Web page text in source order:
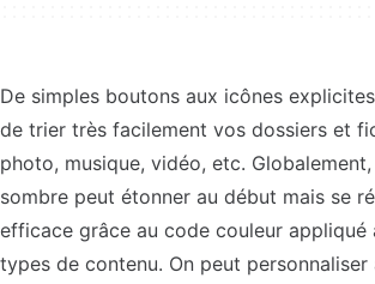
De simples boutons aux icônes
de trier très facilement vos dossiers et
photo, musique, vidéo, etc.
sombre peut étonner au début mais se
efficace grâce au code couleur appliqué
types de contenu. On peut personnaliser